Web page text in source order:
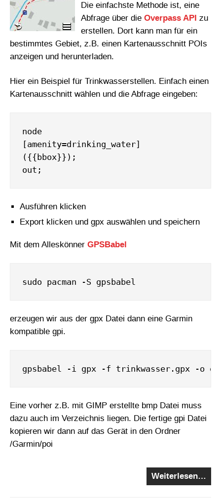
Die einfachste Methode ist, eine
Abfrage über die Overpass API zu
erstellen. Dort kann man für ein
bestimmtes Gebiet, z.B. einen Kartenausschnitt POIs
anzeigen und herunterladen.
Hier ein Beispiel für Trinkwasserstellen. Einfach einen
Kartenausschnitt wählen und die Abfrage eingeben:
node
[amenity=drinking_water]
({{bbox}});
Ausführen klicken
Export klicken und gpx auswählen und speichern
Mit dem Alleskönner GPSBabel
erzeugen wir aus der gpx Datei dann eine Garmin
kompatible gpi.
Eine vorher z.B. mit GIMP erstellte bmp Datei muss
dazu auch im Verzeichnis liegen. Die fertige gpi Datei
kopieren wir dann auf das Gerät in den Ordner
/Garmin/poi
Weiterlesen…